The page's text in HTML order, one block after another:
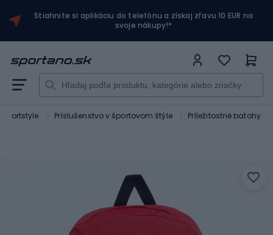
Stiahnite si aplikáciu do telefónu a získaj zľavu 10 EUR na
svoje nákupy!*
Sportstyle Príslušenstvo v športovom štýle Príležitostné batohy